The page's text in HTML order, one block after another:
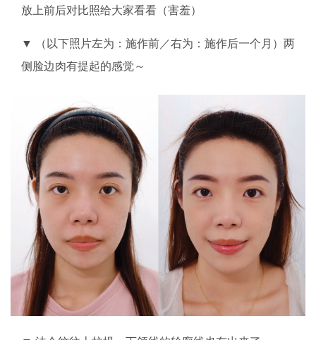
放上前后对比照给大家看看（害羞）
▼ （以下照片左为：施作前／右为：施作后一个月）两
侧脸边肉有提起的感觉～